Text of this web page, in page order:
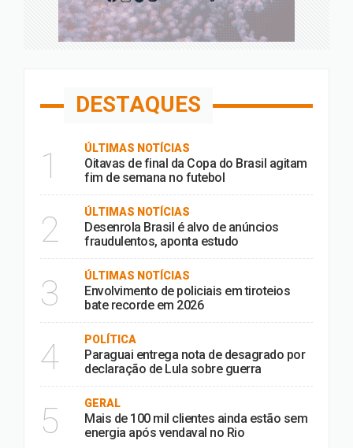
DESTAQUES
1 ÚLTIMAS NOTÍCIAS
Oitavas de final da Copa do Brasil agitam
fim de semana no futebol
2 ÚLTIMAS NOTÍCIAS
Desenrola Brasil é alvo de anúncios
fraudulentos, aponta estudo
3 ÚLTIMAS NOTÍCIAS
Envolvimento de policiais em tiroteios
bate recorde em 2026
4 POLÍTICA
Paraguai entrega nota de desagrado por
declaração de Lula sobre guerra
5 GERAL
Mais de 100 mil clientes ainda estão sem
energia após vendaval no Rio